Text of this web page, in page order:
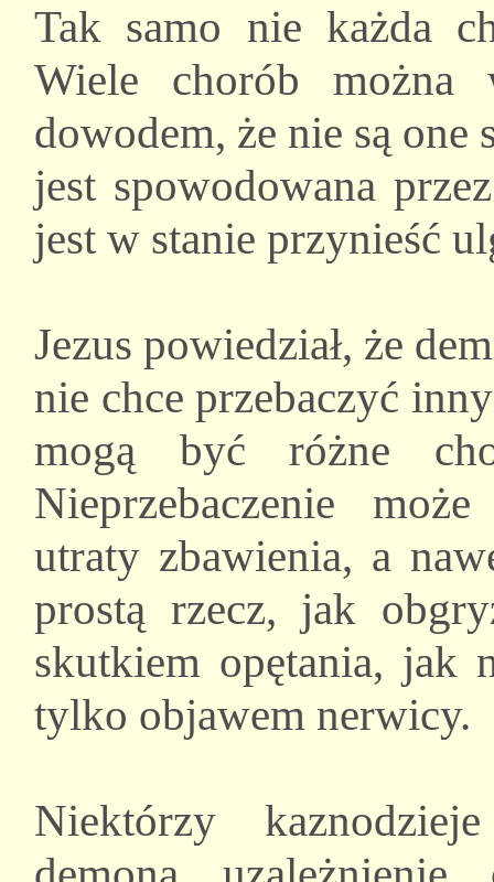
Tak samo nie każda
Wiele chorób można
dowodem, że nie są one
jest spowodowana
jest w stanie przynieść
Jezus powiedział, że
nie chce przebaczyć
mogą być różne
Nieprzebaczenie
utraty zbawienia, a
prostą rzecz, jak
skutkiem opętania, jak
tylko objawem nerwicy.
Niektórzy